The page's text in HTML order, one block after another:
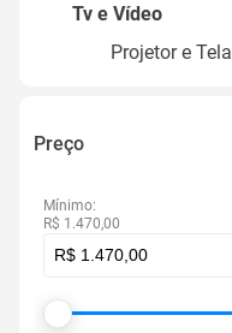
Tv e Vídeo
Projetor e Tela
Preço
Mínimo:
R$ 1.470,00